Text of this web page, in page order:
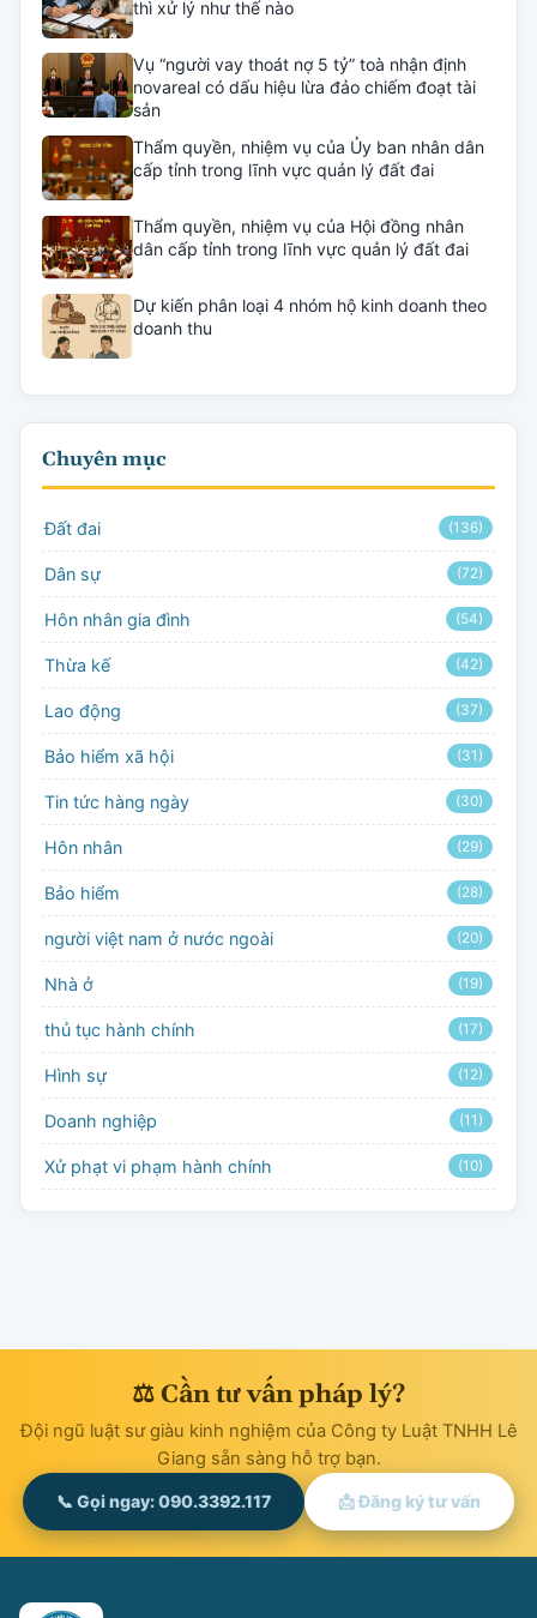
thì xử lý như thế nào
Vụ “người vay thoát nợ 5 tỷ” toà nhận định
novareal có dấu hiệu lừa đảo chiếm đoạt tài
sản
Thẩm quyền, nhiệm vụ của Ủy ban nhân dân
cấp tỉnh trong lĩnh vực quản lý đất đai
Thẩm quyền, nhiệm vụ của Hội đồng nhân
dân cấp tỉnh trong lĩnh vực quản lý đất đai
Dự kiến phân loại 4 nhóm hộ kinh doanh theo
doanh thu
Chuyên mục
Đất đai (136)
Dân sự (72)
Hôn nhân gia đình (54)
Thừa kế (42)
Lao động (37)
Bảo hiểm xã hội (31)
Tin tức hàng ngày (30)
Hôn nhân (29)
Bảo hiểm (28)
người việt nam ở nước ngoài (20)
Nhà ở (19)
thủ tục hành chính (17)
Hình sự (12)
Doanh nghiệp (11)
Xử phạt vi phạm hành chính (10)
⚖ Cần tư vấn pháp lý?
Đội ngũ luật sư giàu kinh nghiệm của Công ty Luật TNHH Lê
Giang sẵn sàng hỗ trợ bạn.
📞 Gọi ngay: 090.3392.117 📩 Đăng ký tư vấn